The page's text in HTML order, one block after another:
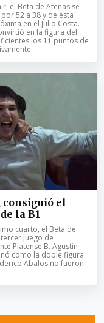
el Beta de Atenas se
52 a 38 y de esta
en el Julio Costa.
en la figura del
los 11 puntos de
consiguió el
la B1
cuarto, el Beta de
juego de
Platense B. Agustin
como la doble figura
Abalos no fueron